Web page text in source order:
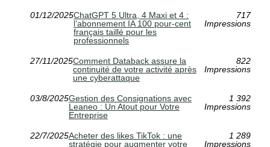
01/12/2025ChatGPT 5 Ultra, 4 Maxi et 4 :
l’abonnement IA 100 pour-cent
français taillé pour les
professionnels
717
Impressions
27/11/2025Comment Databack assure la
continuité de votre activité après
une cyberattaque
822
Impressions
03/8/2025Gestion des Consignations avec
Leaneo : Un Atout pour Votre
Entreprise
1 392
Impressions
22/7/2025Acheter des likes TikTok : une
stratégie pour augmenter votre
1 289
Impressions